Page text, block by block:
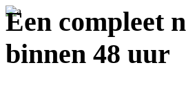
Een compleet
binnen 48 uur